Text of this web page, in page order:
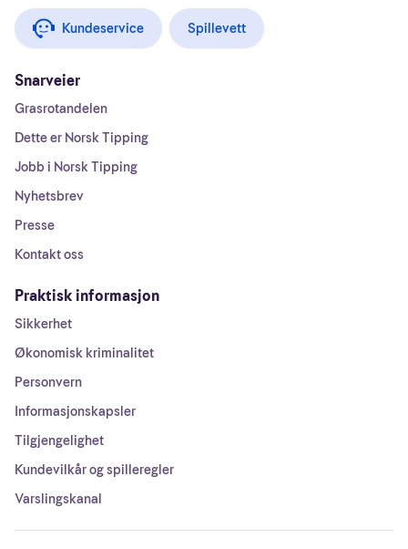
Kundeservice Spillevett
Snarveier
Grasrotandelen
Dette er Norsk Tipping
Jobb i Norsk Tipping
Nyhetsbrev
Presse
Kontakt oss
Praktisk informasjon
Sikkerhet
Økonomisk kriminalitet
Personvern
Informasjonskapsler
Tilgjengelighet
Kundevilkår og spilleregler
Varslingskanal